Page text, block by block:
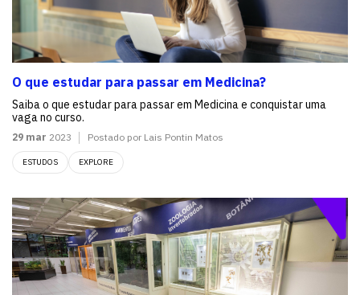
O que estudar para passar em Medicina?
Saiba o que estudar para passar em Medicina e conquistar uma
vaga no curso.
29 mar 2023 Postado por Lais Pontin Matos
ESTUDOS EXPLORE